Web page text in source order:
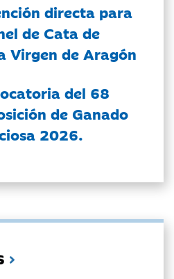
directa para
de Cata de
Virgen de Aragón
del 68
de Ganado
2026.